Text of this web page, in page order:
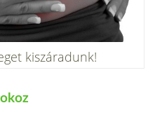
kiszáradunk!